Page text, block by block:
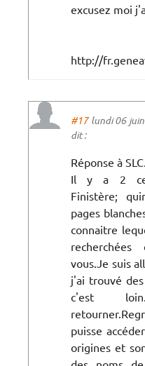
excusez moi
http://
#17lundi 06
dit :
Réponse à
Il y a 2
Finistère;
pages
connaitre
vous.Je suis
j'ai trouvé
c'est
puisse
origines et